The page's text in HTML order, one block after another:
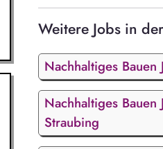
Weitere Jobs in
Nachhaltiges Bauen
Nachhaltiges Bauen
Straubing